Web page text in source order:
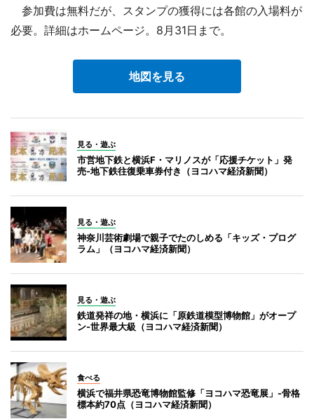
参加費は無料だが、スタンプの獲得には各館の入場料が
必要。詳細はホームページ。8月31日まで。
地図を見る
見る・遊ぶ
市営地下鉄と横浜F・マリノスが「応援チケット」発
売-地下鉄往復乗車券付き（ヨコハマ経済新聞）
見る・遊ぶ
神奈川芸術劇場で親子でたのしめる「キッズ・プログ
ラム」（ヨコハマ経済新聞）
見る・遊ぶ
鉄道発祥の地・横浜に「原鉄道模型博物館」がオープ
ン-世界最大級（ヨコハマ経済新聞）
食べる
横浜で福井県恐竜博物館監修「ヨコハマ恐竜展」-骨格
標本約70点（ヨコハマ経済新聞）